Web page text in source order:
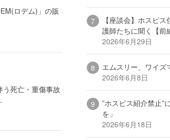
ロデム)」の販
死亡・重傷事故
【座談会】ホスピ
護師たちに聞く【前
2026年6月29日
エムスリー、ワイズ
2026年6月8日
”ホスピス紹介禁止”
を」
2026年6月18日